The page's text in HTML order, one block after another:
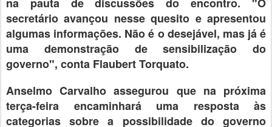
secretário avançou nesse quesito e apresentou
algumas informações. Não é o desejável, mas já é
uma demonstração de sensibilização do
governo", conta Flaubert Torquato.
Anselmo Carvalho assegurou que na próxima
terça-feira encaminhará uma resposta às
categorias sobre a possibilidade do governo